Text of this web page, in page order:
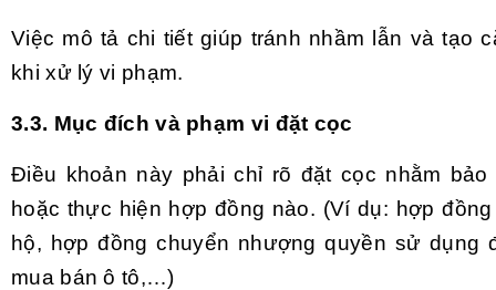
Việc mô tả chi tiết giúp tránh nhầm lẫn và tạo
khi xử lý vi phạm.
3.3. Mục đích và phạm vi đặt cọc
Điều khoản này phải chỉ rõ đặt cọc nhằm bảo
hoặc thực hiện hợp đồng nào. (Ví dụ: hợp
hộ, hợp đồng chuyển nhượng quyền sử dụng
mua bán ô tô,…)